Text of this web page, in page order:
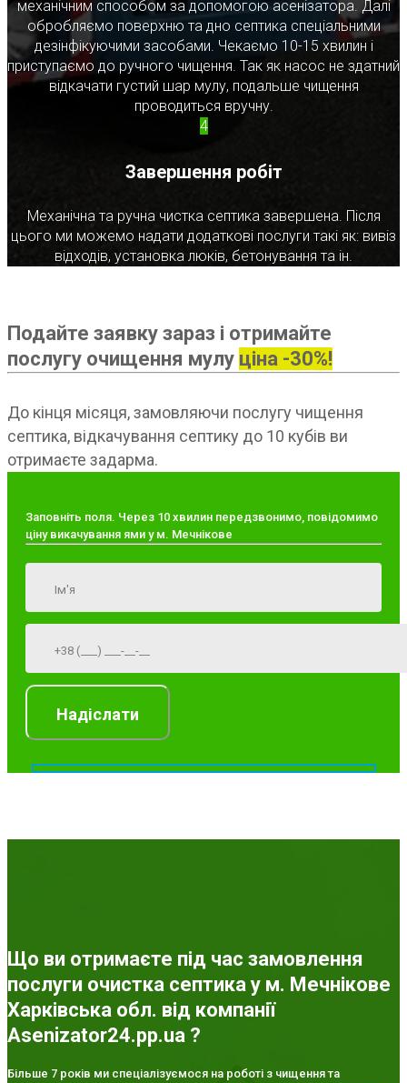
механічним способом за допомогою асенізатора. Далі
обробляємо поверхню та дно септика спеціальними
дезінфікуючими засобами. Чекаємо 10-15 хвилин і
приступаємо до ручного чищення. Так як насос не здатний
відкачати густий шар мулу, подальше чищення
проводиться вручну.
4
Завершення робіт
Механічна та ручна чистка септика завершена. Після
цього ми можемо надати додаткові послуги такі як: вивіз
відходів, установка люків, бетонування та ін.
Подайте заявку зараз і отримайте
послугу очищення мулу ціна -30%!
До кінця місяця, замовляючи послугу чищення
септика, відкачування септику до 10 кубів ви
отримаєте задарма.
Заповніть поля. Через 10 хвилин передзвонимо, повідомимо
ціну викачування ями у м. Мечнікове
Що ви отримаєте під час замовлення
послуги очистка септика у м. Мечнікове
Харківська обл. від компанії
Asenizator24.pp.ua ?
Більше 7 років ми спеціалізуємося на роботі з чищення та